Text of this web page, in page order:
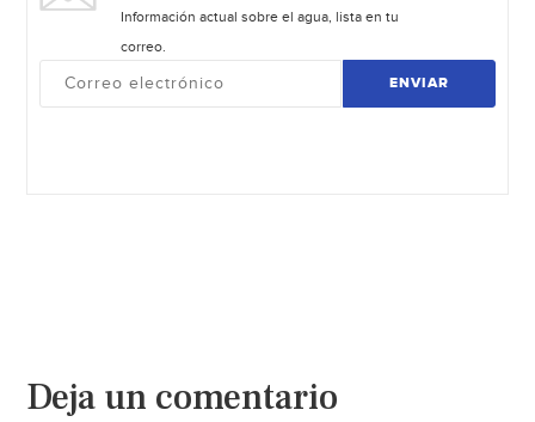
Información actual sobre el agua, lista en tu
correo.
ENVIAR
Deja un comentario